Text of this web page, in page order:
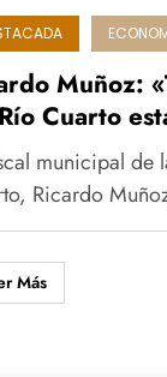
Muñoz:
Cuarto
municipal de
Ricardo
Más